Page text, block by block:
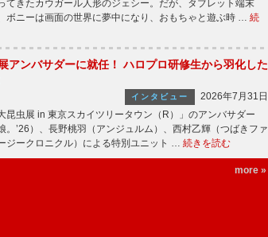
てきたカウガール人形のジェシー。だが、タブレット端末
ボニーは画面の世界に夢中になり、おもちゃと遊ぶ時 … 続
アンバサダーに就任！ ハロプロ研修生から羽化した
インタビュー
2026年7月31日
虫展 in 東京スカイツリータウン（R）」のアンバサダー
。’26）、長野桃羽（アンジュルム）、西村乙輝（つばきファ
ジークロニクル）による特別ユニット … 続きを読む
more »